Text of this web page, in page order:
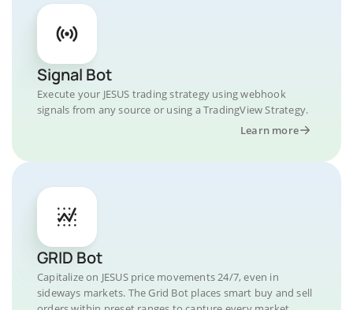
Signal Bot
Execute your JESUS trading strategy using webhook
signals from any source or using a TradingView Strategy.
Learn more
GRID Bot
Capitalize on JESUS price movements 24/7, even in
sideways markets. The Grid Bot places smart buy and sell